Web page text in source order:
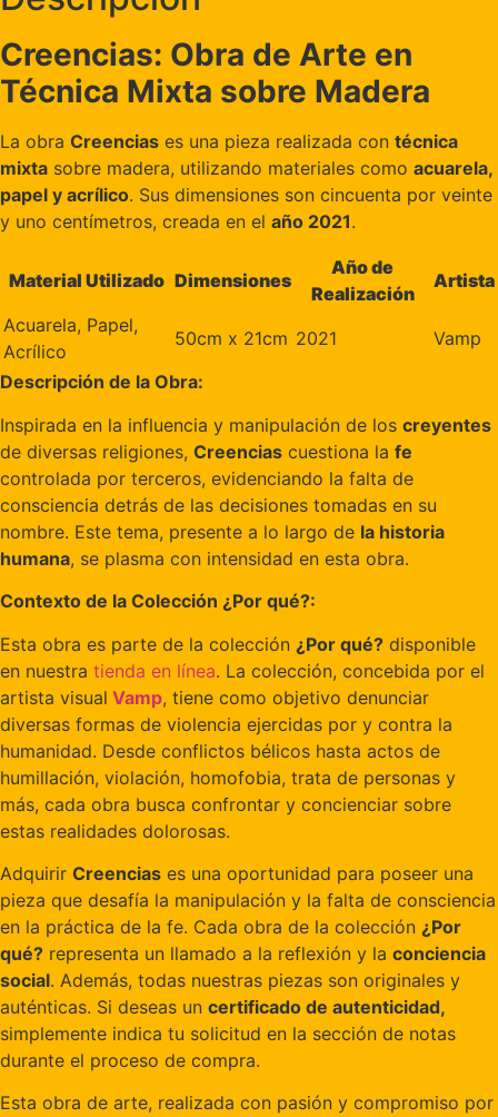
Creencias: Obra de Arte en
Técnica Mixta sobre Madera
La obra Creencias es una pieza realizada con técnica
mixta sobre madera, utilizando materiales como acuarela,
papel y acrílico. Sus dimensiones son cincuenta por veinte
y uno centímetros, creada en el año 2021.
Material Utilizado Dimensiones
Año de
Realización
Artista
Acuarela, Papel,
Acrílico
50cm x 21cm 2021
Vamp
Descripción de la Obra:
Inspirada en la influencia y manipulación de los creyentes
de diversas religiones, Creencias cuestiona la fe
controlada por terceros, evidenciando la falta de
consciencia detrás de las decisiones tomadas en su
nombre. Este tema, presente a lo largo de la historia
humana, se plasma con intensidad en esta obra.
Contexto de la Colección ¿Por qué?:
Esta obra es parte de la colección ¿Por qué? disponible
en nuestra tienda en línea. La colección, concebida por el
artista visual Vamp, tiene como objetivo denunciar
diversas formas de violencia ejercidas por y contra la
humanidad. Desde conflictos bélicos hasta actos de
humillación, violación, homofobia, trata de personas y
más, cada obra busca confrontar y concienciar sobre
estas realidades dolorosas.
Adquirir Creencias es una oportunidad para poseer una
pieza que desafía la manipulación y la falta de consciencia
en la práctica de la fe. Cada obra de la colección ¿Por
qué? representa un llamado a la reflexión y la conciencia
social. Además, todas nuestras piezas son originales y
auténticas. Si deseas un certificado de autenticidad,
simplemente indica tu solicitud en la sección de notas
durante el proceso de compra.
Esta obra de arte, realizada con pasión y compromiso por